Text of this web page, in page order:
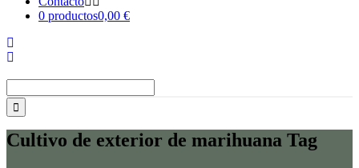
0 productos0,00 €
Cultivo de exterior de marihuana Tag